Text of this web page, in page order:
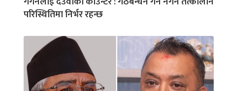
परिस्थितिमा निर्भर रहन्छ